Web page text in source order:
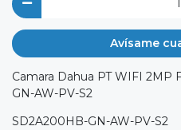
Avísame
Camara Dahua PT WIFI 2MP
GN-AW-PV-S2
SD2A200HB-GN-AW-PV-S2